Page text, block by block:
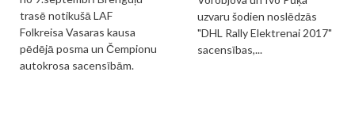
trasē notikušā LAF
Folkreisa Vasaras kausa
pēdējā posma un Čempionu
autokrosa sacensībām.
uzvaru šodien noslēdzās
"DHL Rally Elektrenai 2017"
sacensības,...